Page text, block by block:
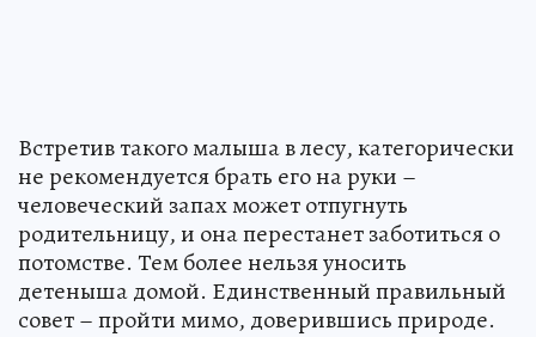
Встретив такого малыша в лесу, категорически
не рекомендуется брать его на руки –
человеческий запах может отпугнуть
родительницу, и она перестанет заботиться о
потомстве. Тем более нельзя уносить
детеныша домой. Единственный правильный
совет – пройти мимо, доверившись природе.